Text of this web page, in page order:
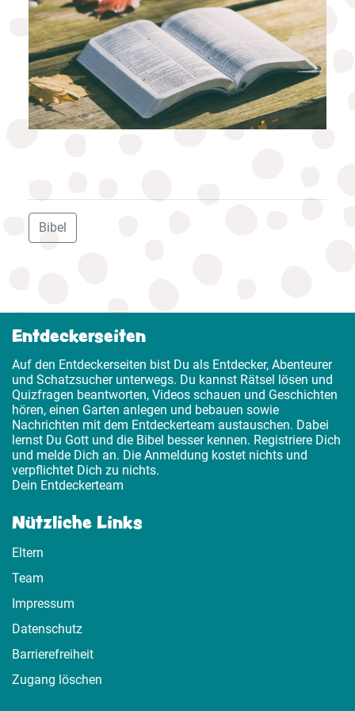
Bibel
Entdeckerseiten
Auf den Entdeckerseiten bist Du als Entdecker, Abenteurer
und Schatzsucher unterwegs. Du kannst Rätsel lösen und
Quizfragen beantworten, Videos schauen und Geschichten
hören, einen Garten anlegen und bebauen sowie
Nachrichten mit dem Entdeckerteam austauschen. Dabei
lernst Du Gott und die Bibel besser kennen. Registriere Dich
und melde Dich an. Die Anmeldung kostet nichts und
verpflichtet Dich zu nichts.
Dein Entdeckerteam
Nützliche Links
Eltern
Team
Impressum
Datenschutz
Barrierefreiheit
Zugang löschen